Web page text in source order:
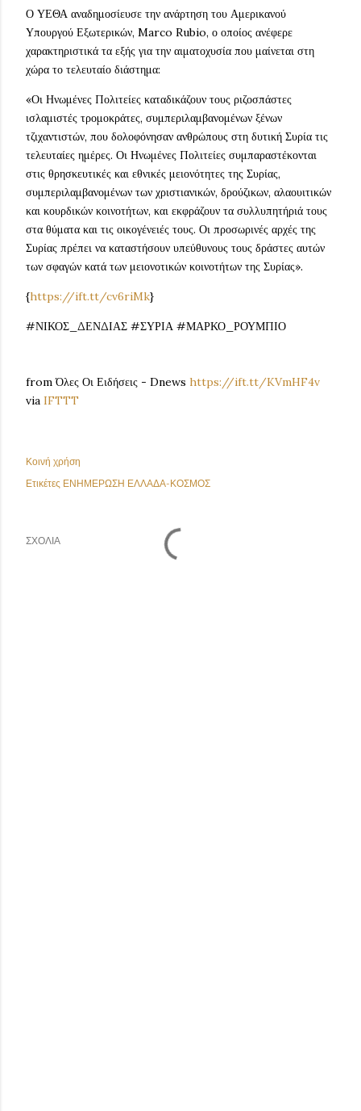
Ο ΥΕΘΑ αναδημοσίευσε την ανάρτηση του Αμερικανού
Υπουργού Εξωτερικών, Marco Rubio, ο οποίος ανέφερε
χαρακτηριστικά τα εξής για την αιματοχυσία που μαίνεται στη
χώρα το τελευταίο διάστημα:
«Οι Ηνωμένες Πολιτείες καταδικάζουν τους ριζοσπάστες
ισλαμιστές τρομοκράτες, συμπεριλαμβανομένων ξένων
τζιχαντιστών, που δολοφόνησαν ανθρώπους στη δυτική Συρία τις
τελευταίες ημέρες. Οι Ηνωμένες Πολιτείες συμπαραστέκονται
στις θρησκευτικές και εθνικές μειονότητες της Συρίας,
συμπεριλαμβανομένων των χριστιανικών, δρούζικων, αλαουιτικών
και κουρδικών κοινοτήτων, και εκφράζουν τα συλλυπητήριά τους
στα θύματα και τις οικογένειές τους. Οι προσωρινές αρχές της
Συρίας πρέπει να καταστήσουν υπεύθυνους τους δράστες αυτών
των σφαγών κατά των μειονοτικών κοινοτήτων της Συρίας».
{https://ift.tt/cv6riMk}
#ΝΙΚΟΣ_ΔΕΝΔΙΑΣ #ΣΥΡΙΑ #ΜΑΡΚΟ_ΡΟΥΜΠΙΟ
from Όλες Οι Ειδήσεις - Dnews https://ift.tt/KVmHF4v
via IFTTT
Κοινή χρήση
Ετικέτες ΕΝΗΜΕΡΩΣΗ ΕΛΛΑΔΑ-ΚΟΣΜΟΣ
ΣΧΌΛΙΑ